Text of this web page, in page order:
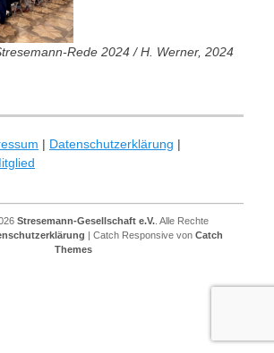
Rede 2024 / H. Werner, 2024
| Datenschutzerklärung |
Stresemann-Gesellschaft e.V. . Alle Rechte
| Catch Responsive von Catch
Themes